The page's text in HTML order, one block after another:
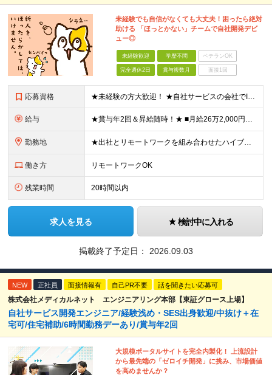
未経験でも自信がなくても大丈夫！困ったら絶対
助ける 「ほっとかない」チームで自社開発デビ
ュー◎
未経験歓迎 学歴不問 ベテランOK
完全週休2日 賞与複数月 面接1回
応募資格 ★未経験の方大歓迎！ ★自社サービスの会社でIT業界デビューを目指しましょう◎ ■学歴不問 ＼以下のような方大歓迎／ ◎ITの仕事に興味がある ◎エンジニアとしてキャリアを築きたい ◎社会貢献性の高
給与 ★賞与年2回＆昇給随時！★ ■月給26万2,000円～33万円＋賞与年2回＋交通費 ※前職の給与やスキルを考慮し決定します ※固定残業代（月45時間分／6万9,000円～8万7,000円）を含みます
勤務地 ★出社とリモートワークを組み合わせたハイブリッド勤務！ ★幡ヶ谷駅から徒歩1分！ 【本社】 東京都渋谷区幡ヶ谷1-34-14 宝ビル3F ※(変更の範囲)上記を除く当社関連勤務地
働き方 リモートワークOK
残業時間 20時間以内
求人を見る 検討中に入れる
掲載終了予定日： 2026.09.03
NEW 正社員 面接情報有 自己PR不要 話を聞きたい応募可
株式会社メディカルネット エンジニアリング本部【東証グロース上場】
自社サービス開発エンジニア/経験浅め・SES出身歓迎/中抜け＋在
宅可/住宅補助/6時間勤務デーあり/賞与年2回
大規模ポータルサイトを完全内製化！ 上流設計
から最先端の「ゼロイチ開発」に挑み、市場価値
を高めませんか？